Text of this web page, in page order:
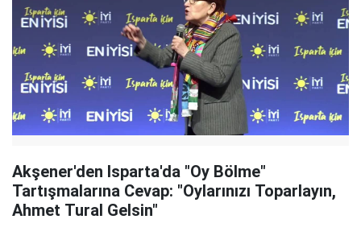
Akşener'den Isparta'da "Oy Bölme"
Tartışmalarına Cevap: "Oylarınızı Toparlayın,
Ahmet Tural Gelsin"